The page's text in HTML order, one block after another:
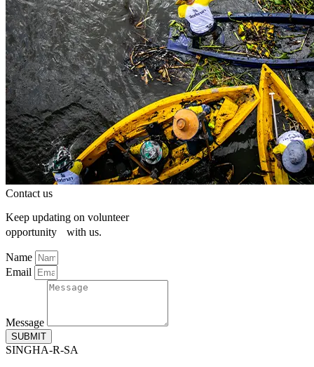
Contact us
Keep updating on volunteer
opportunity with us.
Name
Email
Message
SUBMIT
SINGHA-R-SA